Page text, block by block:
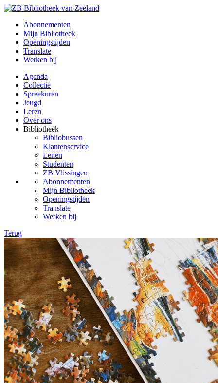
Abonnementen
Mijn Bibliotheek
Openingstijden
Translate
Werken bij
Agenda
Collectie
Spreekuren
Jeugd
Leren
Over ons
Bibliotheek
Bibliobussen
Klantenservice
Lenen
Studenten
ZB Vlissingen
Abonnementen
Mijn Bibliotheek
Openingstijden
Translate
Werken bij
Terug